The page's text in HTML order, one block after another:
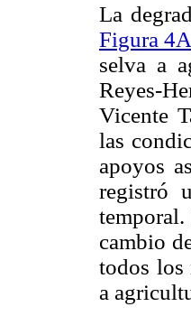
La
Figura 4A
selva a
Reyes-
Vicente
las
apoyos
registró
cambio
todos los
a